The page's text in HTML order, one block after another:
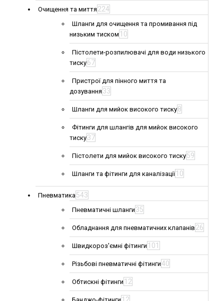
Очищення та миття 224
Шланги для очищення та промивання під
низьким тиском 10
Пістолети-розпилювачі для води низького
тиску67
Пристрої для пінного миття та
дозування 33
Шланги для мийок високого тиску8
Фітинги для шлангів для мийок високого
тиску37
Пістолети для мийок високого тиску59
Шланги та фітинги для каналізації 10
Пневматика543
Пневматичні шланги 35
Обладнання для пневматичних клапанів 26
Швидкороз'ємні фітинги 101
Різьбові пневматичні фітинги40
Обтискні фітинги 12